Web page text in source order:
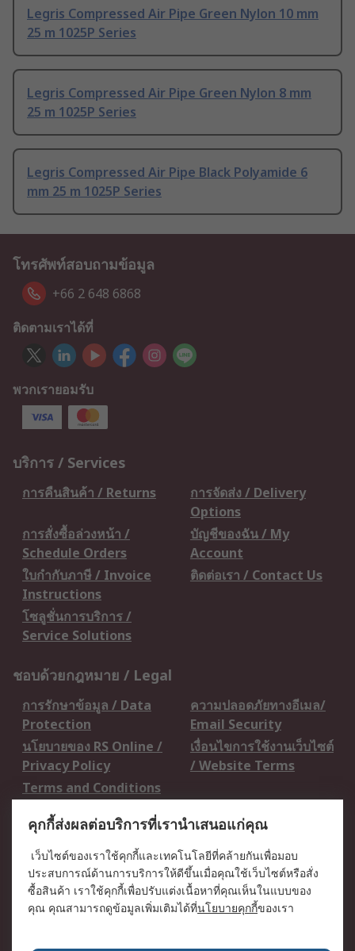
Legris Compressed Air Pipe Green Nylon 10 mm
25 m 1025P Series
Legris Compressed Air Pipe Green Nylon 8 mm
25 m 1025P Series
Legris Compressed Air Pipe Black Polyamide 6
mm 25 m 1025P Series
โทรศัพท์สอบถามข้อมูล
+66 2 648 6868
ติดตามเราได้ที่
พวกเรายอมรับ
บริการ / Services
การคืนสินค้า / Returns
การจัดส่ง / Delivery
Options
การสั่งซื้อล่วงหน้า /
Schedule Orders
บัญชีของฉัน / My
Account
ใบกำกับภาษี / Invoice
Instructions
ติดต่อเรา / Contact Us
โซลูชั่นการบริการ /
Service Solutions
ชอบด้วยกฎหมาย / Legal
การรักษาข้อมูล / Data
Protection
ความปลอดภัยทางอีเมล/
Email Security
นโยบายของ RS Online /
Privacy Policy
เงื่อนไขการใช้งานเว็บไซต์
/ Website Terms
Terms and Conditions
เกี่ยวกับ RS / About RS
RS ทั่วโลก / RS
Worldwide
ข่าวประชาสัมพันธ์ / Press
Centre
บริษัทในเครือ RS /
วิธีการชำระเงิน /
คุกกี้ส่งผลต่อบริการที่เรานำเสนอแก่คุณ
เว็บไซต์ของเราใช้คุกกี้และเทคโนโลยีที่คล้ายกันเพื่อมอบ
ประสบการณ์ด้านการบริการให้ดีขึ้นเมื่อคุณใช้เว็บไซต์หรือสั่ง
ซื้อสินค้า เราใช้คุกกี้เพื่อปรับแต่งเนื้อหาที่คุณเห็นในแบบของ
คุณ คุณสามารถดูข้อมูลเพิ่มเติมได้ที่นโยบายคุกกี้ของเรา